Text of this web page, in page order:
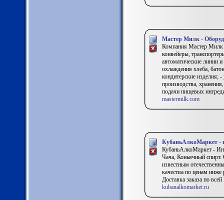
Мастер Милк -
Компания Мастер Милк
конвейеры,
автоматические линии
охлаждения хлеба,
кондитерские изделия;
производства,
подачи пищевых
mastermilk.com
КубаньАлкоМаркет -
КубаньАлкоМаркет -
Чача, Коньячный спирт.
известным
качества по ценам
Доставка заказа по
kubanalkomarket.ru